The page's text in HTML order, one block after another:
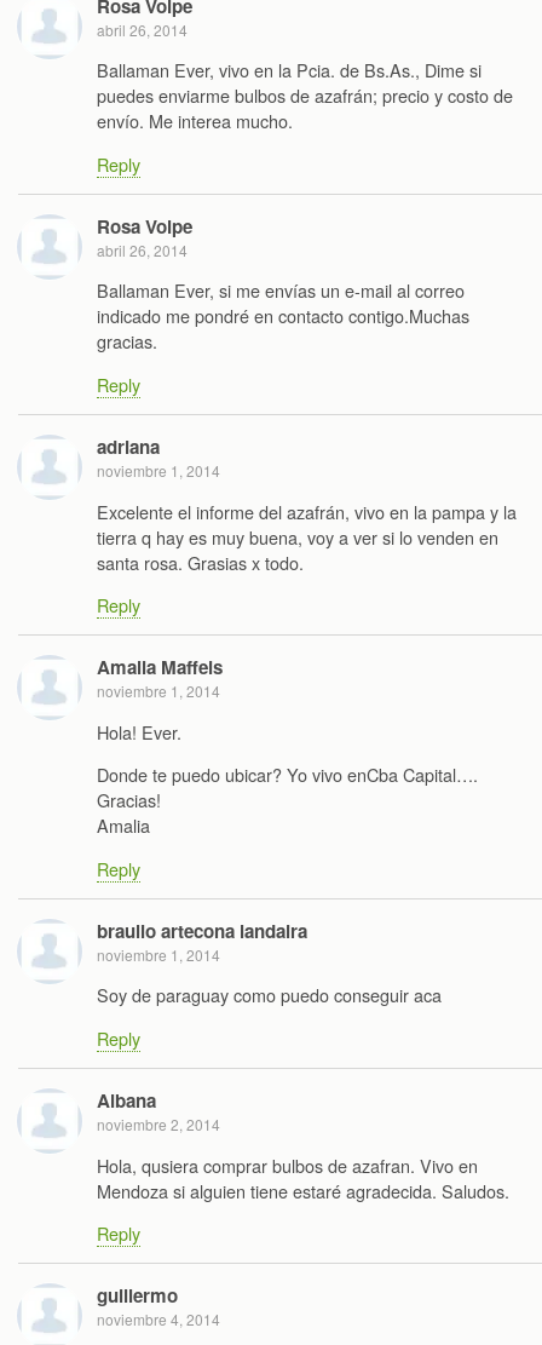
Rosa Volpe
abril 26, 2014
Ballaman Ever, vivo en la Pcia. de Bs.As., Dime si
puedes enviarme bulbos de azafrán; precio y costo de
envío. Me interea mucho.
Reply
Rosa Volpe
abril 26, 2014
Ballaman Ever, si me envías un e-mail al correo
indicado me pondré en contacto contigo.Muchas
gracias.
Reply
adriana
noviembre 1, 2014
Excelente el informe del azafrán, vivo en la pampa y la
tierra q hay es muy buena, voy a ver si lo venden en
santa rosa. Grasias x todo.
Reply
Amalia Maffeis
noviembre 1, 2014
Hola! Ever.
Donde te puedo ubicar? Yo vivo enCba Capital….
Gracias!
Amalia
Reply
braulio artecona landaira
noviembre 1, 2014
Soy de paraguay como puedo conseguir aca
Reply
Albana
noviembre 2, 2014
Hola, qusiera comprar bulbos de azafran. Vivo en
Mendoza si alguien tiene estaré agradecida. Saludos.
Reply
guillermo
noviembre 4, 2014